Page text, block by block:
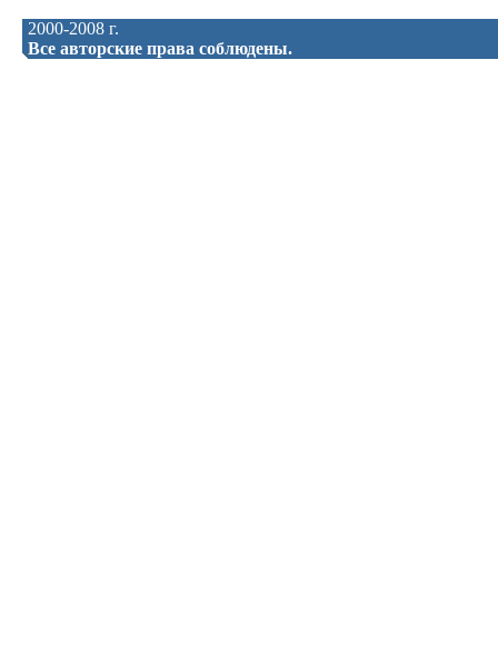
2000-2008 г.
Все авторские права соблюдены.